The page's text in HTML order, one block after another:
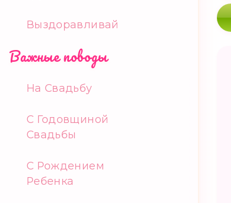
Выздоравливай
Важные поводы
На Свадьбу
С Годовщиной
Свадьбы
С Рождением
Ребенка